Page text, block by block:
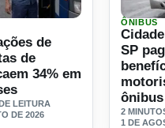
Contratações de
de
de
34% em
LEITURA
DE 2026
Ler
ÔNIBUS
SP
ônibus
2
1 DE